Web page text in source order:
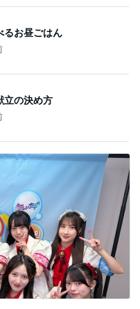
るお昼ごはん
立の決め方